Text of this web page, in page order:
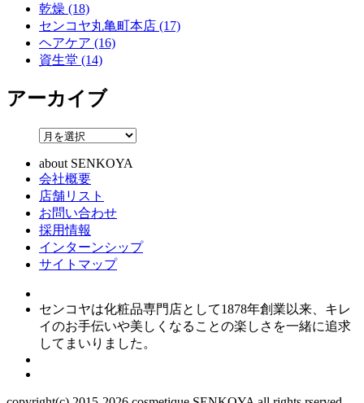
乾燥 (18)
センコヤ丸亀町本店 (17)
ヘアケア (16)
資生堂 (14)
アーカイブ
about SENKOYA
会社概要
店舗リスト
お問い合わせ
採用情報
インターンシップ
サイトマップ
センコヤは化粧品専門店として1878年創業以来、キレ
イのお手伝いや美しくなることの楽しさを一緒に追求
してまいりました。